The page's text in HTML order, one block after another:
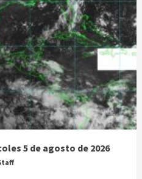
5 de agosto de 2026